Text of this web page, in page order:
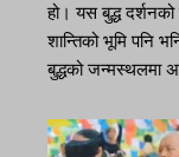
हो। यस बुद्ध
शान्तिको भूमि पनि
बुद्धको जन्मस्थलमा